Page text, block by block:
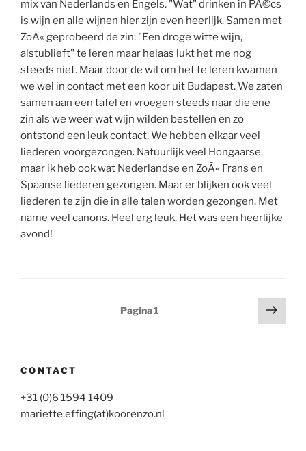
mix van Nederlands en Engels. "Wat" drinken in PÃ©cs
is wijn en alle wijnen hier zijn even heerlijk. Samen met
ZoÃ« geprobeerd de zin: "Een droge witte wijn,
alstublieft" te leren maar helaas lukt het me nog
steeds niet. Maar door de wil om het te leren kwamen
we wel in contact met een koor uit Budapest. We zaten
samen aan een tafel en vroegen steeds naar die ene
zin als we weer wat wijn wilden bestellen en zo
ontstond een leuk contact. We hebben elkaar veel
liederen voorgezongen. Natuurlijk veel Hongaarse,
maar ik heb ook wat Nederlandse en ZoÃ« Frans en
Spaanse liederen gezongen. Maar er blijken ook veel
liederen te zijn die in alle talen worden gezongen. Met
name veel canons. Heel erg leuk. Het was een heerlijke
avond!
Pagina1
CONTACT
+31 (0)6 1594 1409
mariette.effing(at)koorenzo.nl